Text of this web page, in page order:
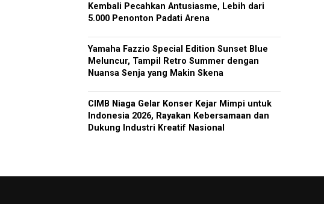
Kembali Pecahkan Antusiasme, Lebih dari
5.000 Penonton Padati Arena
Yamaha Fazzio Special Edition Sunset Blue
Meluncur, Tampil Retro Summer dengan
Nuansa Senja yang Makin Skena
CIMB Niaga Gelar Konser Kejar Mimpi untuk
Indonesia 2026, Rayakan Kebersamaan dan
Dukung Industri Kreatif Nasional